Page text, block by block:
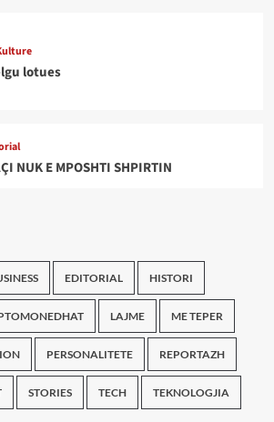
lotues
NUK E MPOSHTI SHPIRTIN
EDITORIAL HISTORI
LAJME ME TEPER
PERSONALITETE REPORTAZH
STORIES TECH TEKNOLOGJIA